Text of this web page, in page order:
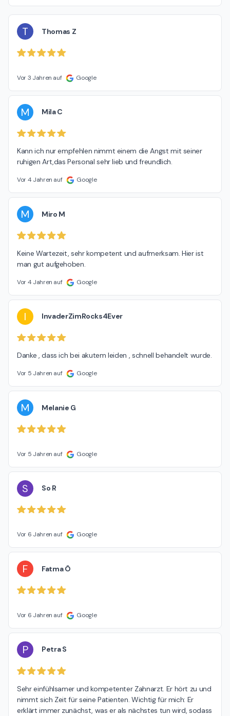
T Thomas Z
Vor 3 Jahren auf Google
M Mila C
Kann ich nur empfehlen nimmt einem die Angst mit seiner
ruhigen Art,das Personal sehr lieb und freundlich.
Vor 4 Jahren auf Google
M Miro M
Keine Wartezeit, sehr kompetent und aufmerksam. Hier ist
man gut aufgehoben.
Vor 4 Jahren auf Google
I InvaderZimRocks4Ever
Danke , dass ich bei akutem leiden , schnell behandelt wurde.
Vor 5 Jahren auf Google
M Melanie G
Vor 5 Jahren auf Google
S So R
Vor 6 Jahren auf Google
F Fatma Ö
Vor 6 Jahren auf Google
P Petra S
Sehr einfühlsamer und kompetenter Zahnarzt. Er hört zu und
nimmt sich Zeit für seine Patienten. Wichtig für mich: Er
erklärt immer zunächst, was er als nächstes tun wird, sodass